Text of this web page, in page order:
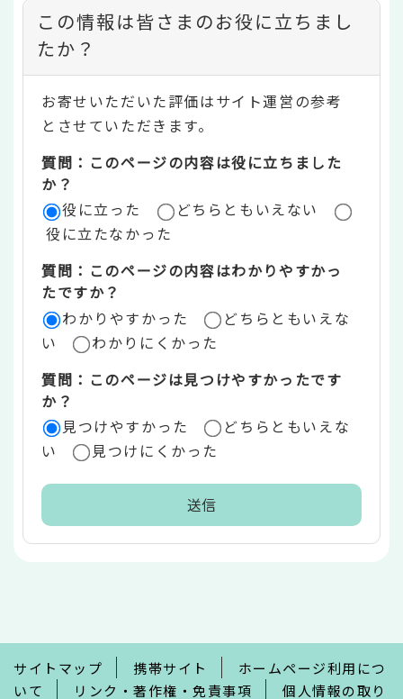
コ
ン
テ
ン
ツ
評
価
リ
ア
この情報は皆さまのお役に立ちまし
たか？
お寄せいただいた評価はサイト運営の参考
とさせていただきます。
質問：このページの内容は役に立ちました
か？
役に立った
どちらともいえない
役に立たなかった
質問：このページの内容はわかりやすかっ
たですか？
わかりやすかった
どちらともいえな
い
わかりにくかった
質問：このページは見つけやすかったです
か？
見つけやすかった
どちらともいえな
い
見つけにくかった
で
サイトマップ 携帯サイト
ホームページ利用につ
いて
リンク・著作権・免責事項 個人情報の取り